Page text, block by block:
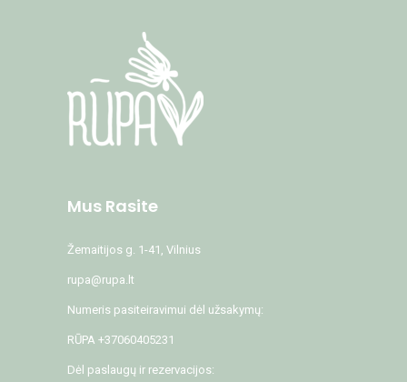
Mus Rasite
Žemaitijos g. 1-41, Vilnius
rupa@rupa.lt
Numeris pasiteiravimui dėl užsakymų:
RŪPA +37060405231
Dėl paslaugų ir rezervacijos: